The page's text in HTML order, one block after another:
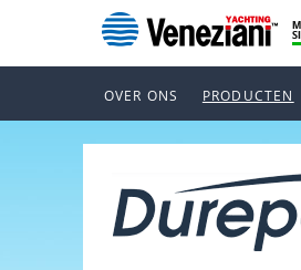
OVER ONS PRODUCTEN